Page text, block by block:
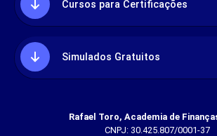
Cursos para Certificações
Simulados Gratuitos
Rafael Toro, Academia de
CNPJ: 30.425.807/0001-37